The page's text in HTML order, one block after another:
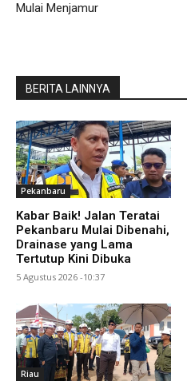
Mulai Menjamur
BERITA LAINNYA
Pekanbaru
Kabar Baik! Jalan Teratai
Pekanbaru Mulai Dibenahi,
Drainase yang Lama
Tertutup Kini Dibuka
5 Agustus 2026 -10:37
Riau